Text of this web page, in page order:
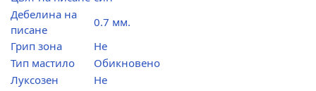
Дебелина на
писане
0.7 мм.
Грип зона
Не
Тип мастило
Обикновено
Луксозен
Не